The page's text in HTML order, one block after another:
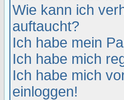
Wie kann ich
auftaucht?
Ich habe mein
Ich habe mich
Ich habe mich
einloggen!